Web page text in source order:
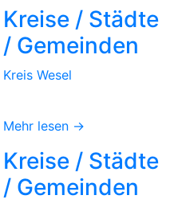
Kreise / Städte
/ Gemeinden
Kreis Wesel
Mehr lesen →
Kreise / Städte
/ Gemeinden